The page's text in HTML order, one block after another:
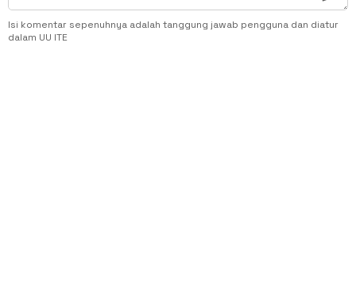
Isi komentar sepenuhnya adalah tanggung jawab pengguna dan diatur
dalam UU ITE